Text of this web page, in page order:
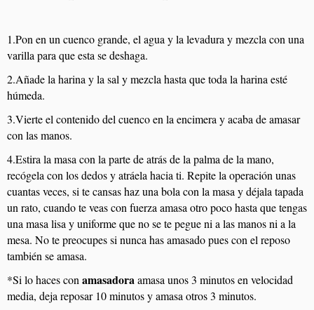
1.Pon en un cuenco grande, el agua y la levadura y mezcla con una
varilla para que esta se deshaga.
2.Añade la harina y la sal y mezcla hasta que toda la harina esté
húmeda.
3.Vierte el contenido del cuenco en la encimera y acaba de amasar
con las manos.
4.Estira la masa con la parte de atrás de la palma de la mano,
recógela con los dedos y atráela hacia ti. Repite la operación unas
cuantas veces, si te cansas haz una bola con la masa y déjala tapada
un rato, cuando te veas con fuerza amasa otro poco hasta que tengas
una masa lisa y uniforme que no se te pegue ni a las manos ni a la
mesa. No te preocupes si nunca has amasado pues con el reposo
también se amasa.
*Si lo haces con amasadora amasa unos 3 minutos en velocidad
media, deja reposar 10 minutos y amasa otros 3 minutos.